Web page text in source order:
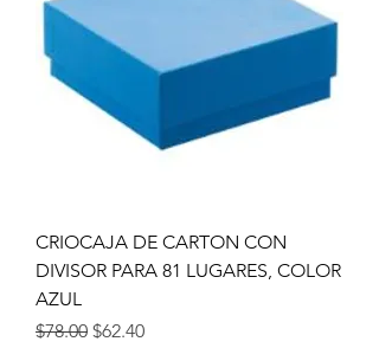
CRIOCAJA DE CARTON CON
DIVISOR PARA 81 LUGARES, COLOR
AZUL
Precio
$78.00 Precio de oferta
$62.40